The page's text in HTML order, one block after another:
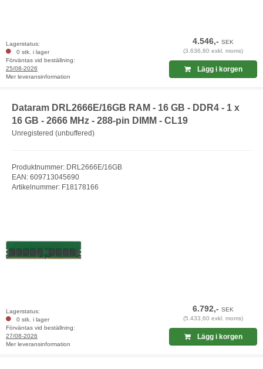
Lagerstatus:
0 stk. i lager
Förväntas vid beställning:
25/08-2026
Mer leveransinformation
4.546,-SEK
(3.636,80 exkl. moms)
Lägg i korgen
Dataram DRL2666E/16GB RAM - 16 GB - DDR4 - 1 x
16 GB - 2666 MHz - 288-pin DIMM - CL19
Unregistered (unbuffered)
Produktnummer: DRL2666E/16GB
EAN: 609713045690
Artikelnummer: F18178166
Lagerstatus:
0 stk. i lager
Förväntas vid beställning:
27/08-2026
Mer leveransinformation
6.792,-SEK
(5.433,60 exkl. moms)
Lägg i korgen